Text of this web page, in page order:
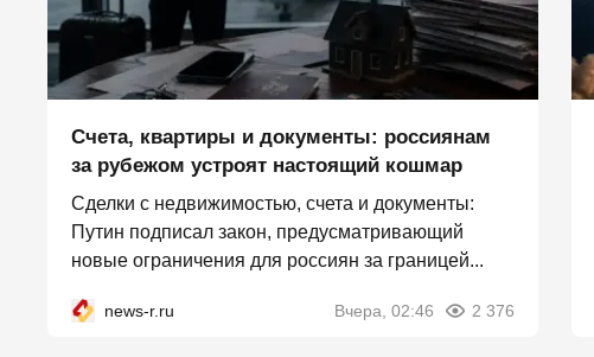
Счета, квартиры и документы: россиянам
за рубежом устроят настоящий кошмар
Сделки с недвижимостью, счета и документы:
Путин подписал закон, предусматривающий
новые ограничения для россиян за границей...
news-r.ru Вчера, 02:46 2 376